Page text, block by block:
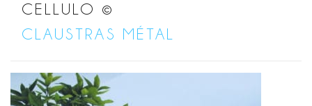
CELLULO ©
CLAUSTRAS MÉTAL